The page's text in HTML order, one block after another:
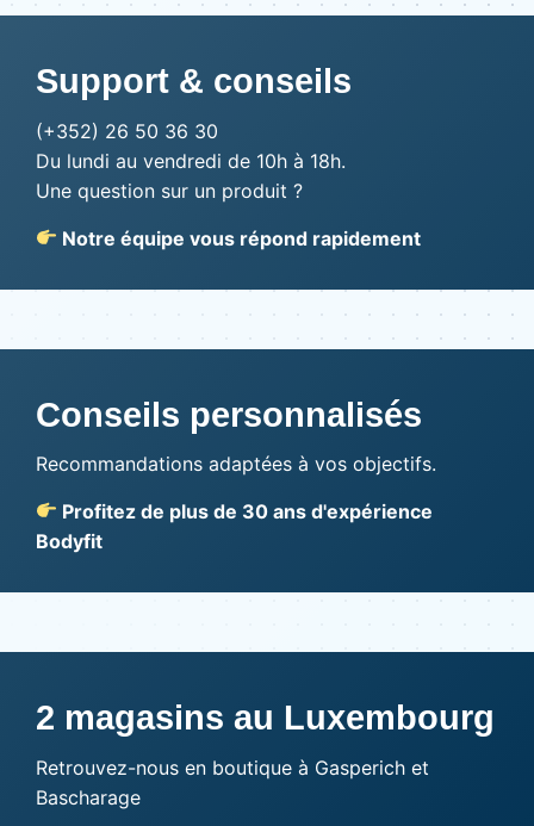
Support & conseils
(+352) 26 50 36 30
Du lundi au vendredi de 10h à 18h.
Une question sur un produit ?
Notre équipe vous répond rapidement
Conseils personnalisés
Recommandations adaptées à vos objectifs.
Profitez de plus de 30 ans d'expérience
Bodyfit
2 magasins au Luxembourg
Retrouvez-nous en boutique à Gasperich et
Bascharage